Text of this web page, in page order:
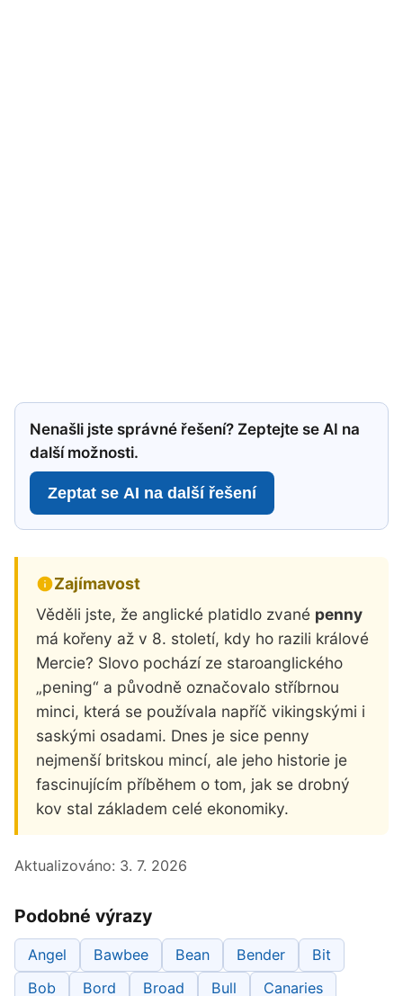
Nenašli jste správné řešení? Zeptejte se AI na
další možnosti.
Zeptat se AI na další řešení
Zajímavost
Věděli jste, že anglické platidlo zvané penny
má kořeny až v 8. století, kdy ho razili králové
Mercie? Slovo pochází ze staroanglického
„pening“ a původně označovalo stříbrnou
minci, která se používala napříč vikingskými i
saskými osadami. Dnes je sice penny
nejmenší britskou mincí, ale jeho historie je
fascinujícím příběhem o tom, jak se drobný
kov stal základem celé ekonomiky.
Aktualizováno: 3. 7. 2026
Podobné výrazy
Angel Bawbee Bean Bender
Bit
Bob
Bord Broad Bull Canaries